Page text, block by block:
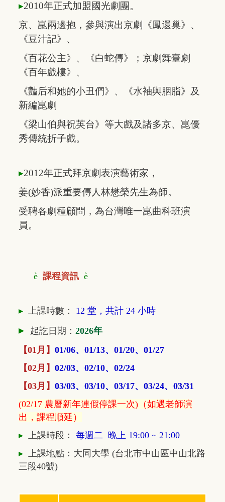
▸2010年正式加盟國光劇團。
京、崑兩邊抱，參與演出京劇《鳳還巢》、
《豆汁記》、
《百花公主》、
《白蛇傳》； 京劇舞臺劇
《百年戲樓》 、
《豔后和她的小丑們》、 《水袖與胭脂》 及
新編崑劇
《梁山伯與祝英台》 等大戲及諸多京、崑優
秀傳統折子戲。
▸2012年正式拜京劇表演藝術家，
姜(妙香)派重要傳人林懋榮先生為師。
受聘各劇種顧問， 為台灣唯一崑曲科班演
員。
è 課程資訊 è
▸ 上課時數： 12 堂，共計 24 小時
▸ 起訖日期： 2026年
【01月】 01/06、01/13、01/20、01/27
【02月】 02/03、02/10、02/24
【03月】 03/03、03/10、03/17、03/24、03/31
(02/17 農曆新年連假停課一次)（如遇老師演
出，課程順延）
▸ 上課時段： 每週二 晚上 19:00 ~ 21:00
▸ 上課地點：大同大學 (台北市中山區中山北路
三段40號)